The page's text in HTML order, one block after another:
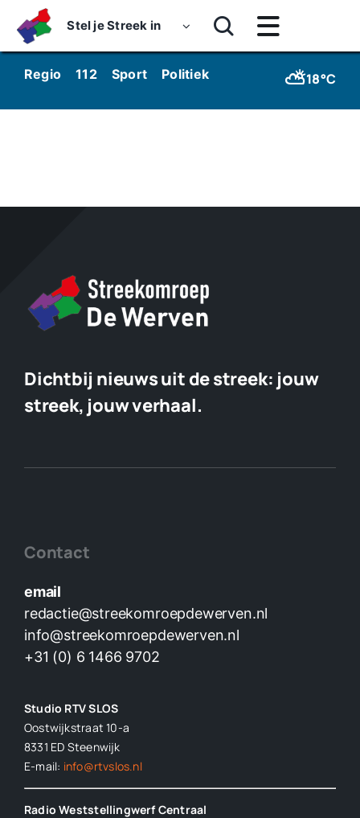
content
Stel je Streek in
Toggle
Navigatie
Home
Nieuws
Over ons
Regio 112 Sport Politiek Kunst & Cultuur
⛅18°C
Dichtbij nieuws uit de streek: jouw
streek, jouw verhaal.
Contact
email
redactie@streekomroepdewerven.nl
info@streekomroepdewerven.nl
+31 (0) 6 1466 9702
Studio RTV SLOS
Oostwijkstraat 10-a
8331 ED Steenwijk
E-mail: info@rtvslos.nl
Radio Weststellingwerf Centraal